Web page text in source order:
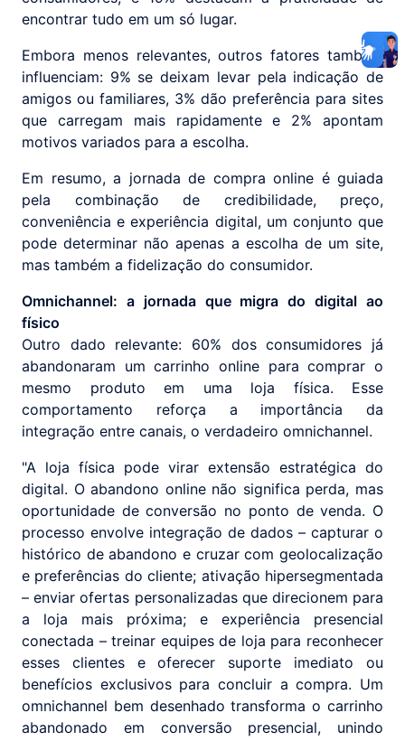
encontrar tudo em um só lugar.
Embora menos relevantes, outros fatores também
influenciam: 9% se deixam levar pela indicação de
amigos ou familiares, 3% dão preferência para sites
que carregam mais rapidamente e 2% apontam
motivos variados para a escolha.
Em resumo, a jornada de compra online é guiada
pela combinação de credibilidade, preço,
conveniência e experiência digital, um conjunto que
pode determinar não apenas a escolha de um site,
mas também a fidelização do consumidor.
Omnichannel: a jornada que migra do digital ao
físico
Outro dado relevante: 60% dos consumidores já
abandonaram um carrinho online para comprar o
mesmo produto em uma loja física. Esse
comportamento reforça a importância da
integração entre canais, o verdadeiro omnichannel.
"A loja física pode virar extensão estratégica do
digital. O abandono online não significa perda, mas
oportunidade de conversão no ponto de venda. O
processo envolve integração de dados – capturar o
histórico de abandono e cruzar com geolocalização
e preferências do cliente; ativação hipersegmentada
– enviar ofertas personalizadas que direcionem para
a loja mais próxima; e experiência presencial
conectada – treinar equipes de loja para reconhecer
esses clientes e oferecer suporte imediato ou
benefícios exclusivos para concluir a compra. Um
omnichannel bem desenhado transforma o carrinho
abandonado em conversão presencial, unindo